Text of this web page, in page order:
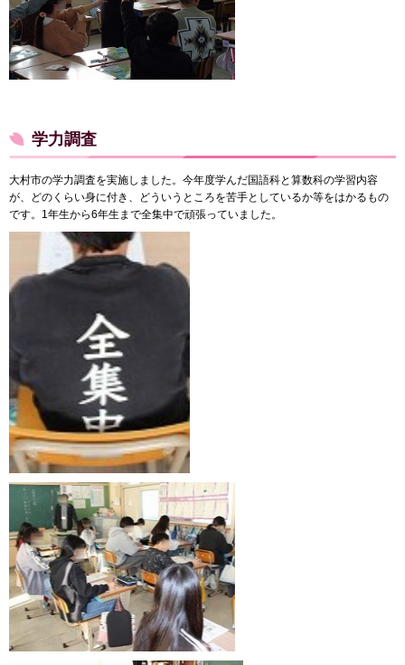
学力調査
大村市の学力調査を実施しました。今年度学んだ国語科と算数科の学習内容
が、どのくらい身に付き、どういうところを苦手としているか等をはかるもの
です。1年生から6年生まで全集中で頑張っていました。